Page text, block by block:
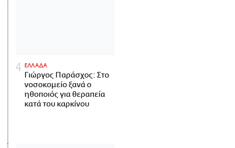
ΕΛΛΑΔΑ
Γιώργος Παράσχος: Στο
νοσοκομείο ξανά ο
ηθοποιός για θεραπεία
κατά του καρκίνου